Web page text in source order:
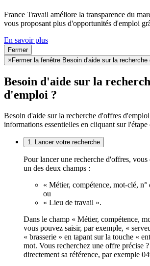
France Travail améliore la transparence du
vous proposant plus d'opportunités d'emploi
En savoir plus
Fermer
× Fermer la fenêtre Besoin d'aide sur la
Besoin d'aide sur la
d'emploi ?
Besoin d'aide sur la recherche d'offres
informations essentielles en cliquant sur l'étape
1. Lancer votre recherche
Pour lancer une recherche d'offres,
un des deux champs :
« Métier, compétence, mot-clé, n°
ou
« Lieu de travail ».
Dans le champ « Métier, compétence,
vous pouvez saisir, par exemple, «
« brasserie » en tapant sur la touche «
mot. Vous recherchez une offre précise ?
directement sa référence, par exemple